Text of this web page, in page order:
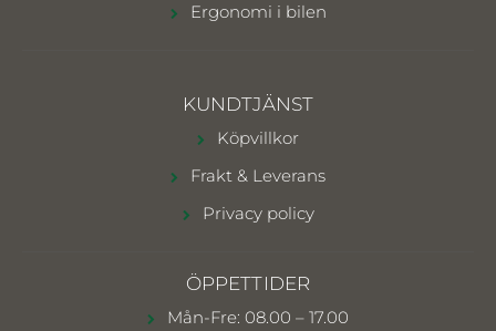
Ergonomi i bilen
KUNDTJÄNST
Köpvillkor
Frakt & Leverans
Privacy policy
ÖPPETTIDER
Mån-Fre: 08.00 – 17.00